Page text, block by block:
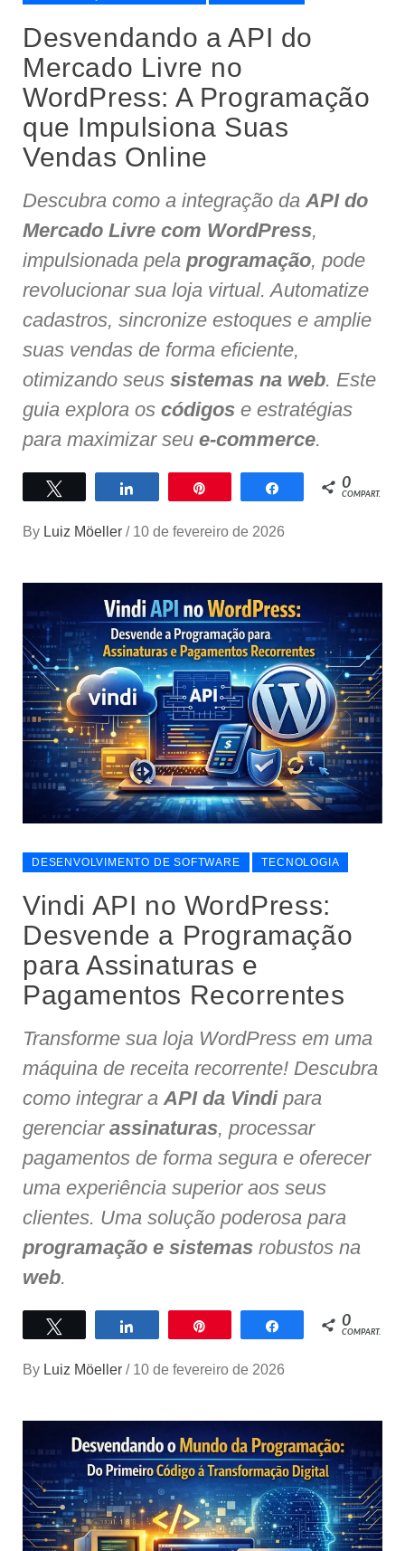
Desvendando a API do
Mercado Livre no
WordPress: A Programação
que Impulsiona Suas
Vendas Online
Descubra como a integração daAPI do
Mercado Livre com WordPress,
impulsionada pela programação, pode
revolucionar sua loja virtual. Automatize
cadastros, sincronize estoques e amplie
suas vendas de forma eficiente,
otimizando seus sistemas na web. Este
guia explora os códigos e estratégias
para maximizar seu e-commerce.
Compartilhar Compartilhar
0
COMPART.
By Luiz Möeller / 10 de fevereiro de 2026
DESENVOLVIMENTO DE SOFTWARE TECNOLOGIA
Vindi API no WordPress:
Desvende a Programação
para Assinaturas e
Pagamentos Recorrentes
Transforme sua loja WordPress em uma
máquina de receita recorrente! Descubra
como integrar a API da Vindipara
gerenciar assinaturas, processar
pagamentos de forma segura e oferecer
uma experiência superior aos seus
clientes. Uma solução poderosa para
programação e sistemas robustos na
web.
Compartilhar Compartilhar
0
COMPART.
By Luiz Möeller / 10 de fevereiro de 2026